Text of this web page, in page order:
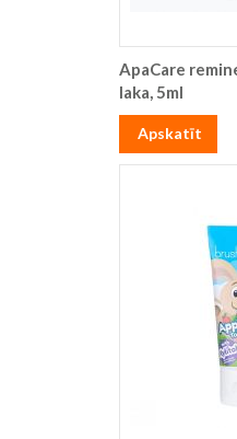
ApaCare
laka, 5ml
Apskatīt